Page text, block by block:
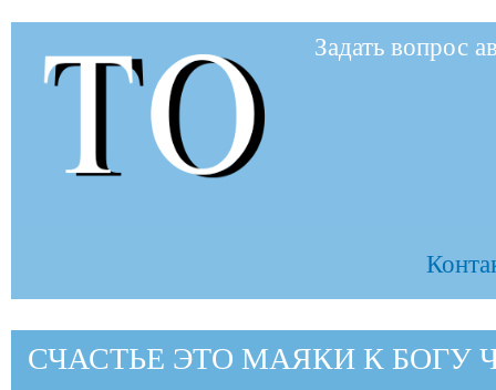
to-
Задать вопрос
СЧАСТЬЕ ЭТО МАЯКИ К БОГУ